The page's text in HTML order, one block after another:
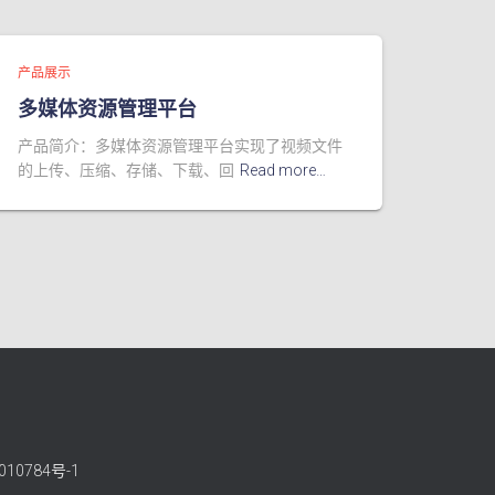
产品展示
多媒体资源管理平台
产品简介：多媒体资源管理平台实现了视频文件
的上传、压缩、存储、下载、回 Read more…
号-1